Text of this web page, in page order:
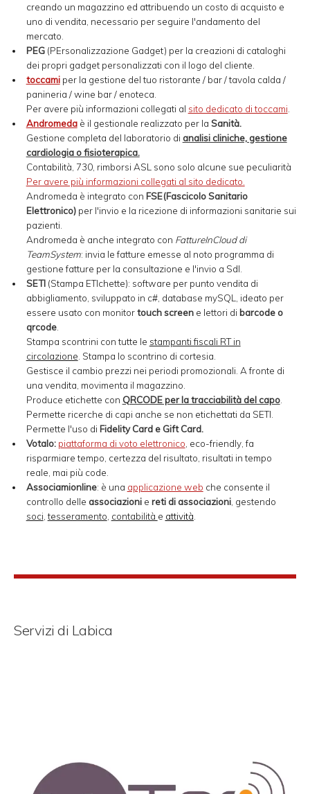
creando un magazzino ed attribuendo un costo di acquisto e
uno di vendita, necessario per seguire l'andamento del
mercato.
PEG(PErsonalizzazione Gadget) per la creazioni di cataloghi
dei propri gadget personalizzati con il logo del cliente.
toccamiper la gestione del tuo ristorante / bar / tavola calda /
panineria / wine bar / enoteca.
Per avere più informazioni collegati al sito dedicato di toccami
Andromedaè il gestionale realizzato per la Sanità.
Gestione completa del laboratorio di analisi cliniche, gestione
cardiologia o fisioterapica.
Contabilità, 730, rimborsi ASL sono solo alcune sue peculiarità
Per avere più informazioni collegati al sito dedicato.
Andromeda è integrato con FSE(Fascicolo Sanitario
Elettronico)per l'invio e la ricezione di informazioni sanitarie sui
pazienti.
Andromeda è anche integrato con FattureInCloud di
TeamSystem: invia le fatture emesse al noto programma di
gestione fatture per la consultazione e l'invio a SdI.
SETI(Stampa ETIchette): software per punto vendita di
abbigliamento, sviluppato in c#, database mySQL, ideato per
essere usato con monitortouch screene lettori di barcode o
qrcode.
Stampa scontrini con tutte le stampanti fiscali RT in
circolazione . Stampa lo scontrino di cortesia.
Gestisce il cambio prezzi nei periodi promozionali. A fronte di
una vendita, movimenta il magazzino.
Produce etichette con QRCODE per la tracciabilità del capo.
Permette ricerche di capi anche se non etichettati da SETI.
Permette l'uso di Fidelity Card e Gift Card.
Votalo: piattaforma di voto elettronico , eco-friendly, fa
risparmiare tempo, certezza del risultato, risultati in tempo
reale, mai più code.
Associamionline: è una applicazione web che consente il
controllo delle associazionie reti di associazioni, gestendo
soci ,tesseramento contabilità e attività
Servizi di Labica